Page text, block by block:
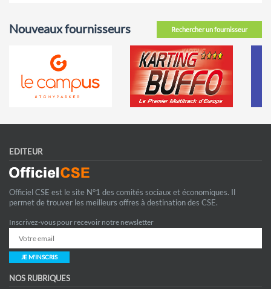
Rechercher un fournisseur
Nouveaux fournisseurs
EDITEUR
Officiel CSE est le site N°1 des comités sociaux et économiques. Il
permet de trouver les meilleurs offres à destination des CSE.
Inscrivez-vous pour recevoir notre newsletter
JE M'INSCRIS
NOS RUBRIQUES